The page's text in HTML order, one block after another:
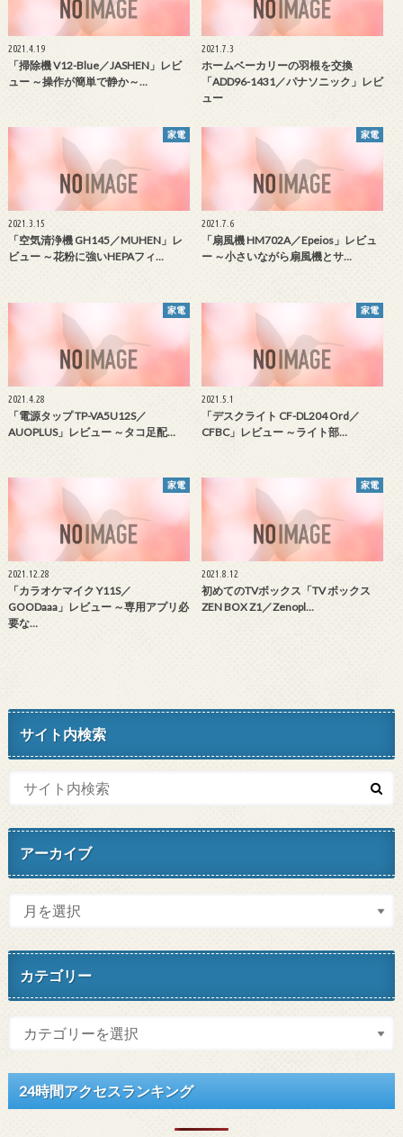
2021.4.19
「掃除機 V12-Blue／JASHEN」レビ
ュー ～操作が簡単で静か～…
2021.7.3
ホームベーカリーの羽根を交換
「ADD96-1431／パナソニック」レビ
ュー
家電
2021.3.15
「空気清浄機 GH145／MUHEN」レ
ビュー ～花粉に強いHEPAフィ…
家電
2021.7.6
「扇風機 HM702A／Epeios」レビュ
ー ～小さいながら扇風機とサ…
家電
2021.4.28
「電源タップ TP-VA5U12S／
AUOPLUS」レビュー ～タコ足配…
家電
2021.5.1
「デスクライト CF-DL204 Ord／
CFBC」レビュー ～ライト部…
家電
2021.12.28
「カラオケマイク Y11S／
GOODaaa」レビュー ～専用アプリ必
要な…
家電
2021.8.12
初めてのTVボックス「TV ボックス
ZEN BOX Z1／Zenopl…
サイト内検索
アーカイブ
カテゴリー
24時間アクセスランキング